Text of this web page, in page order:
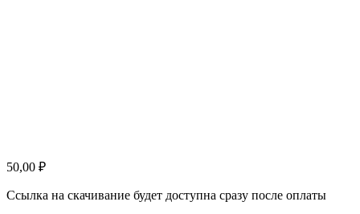
50,00 ₽
Ссылка на скачивание будет доступна сразу после оплаты